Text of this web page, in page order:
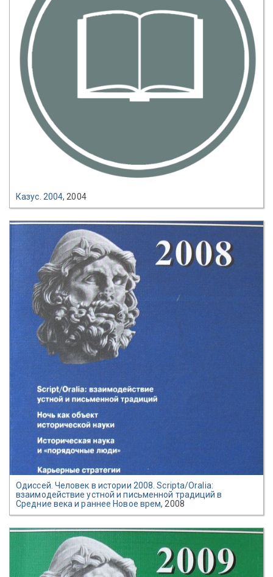
Казус. 2004, 2004
Одиссей. Человек в истории 2008. Scripta/Oralia:
взаимодействие устной и письменной традиций в
Средние века и раннее Новое врем, 2008